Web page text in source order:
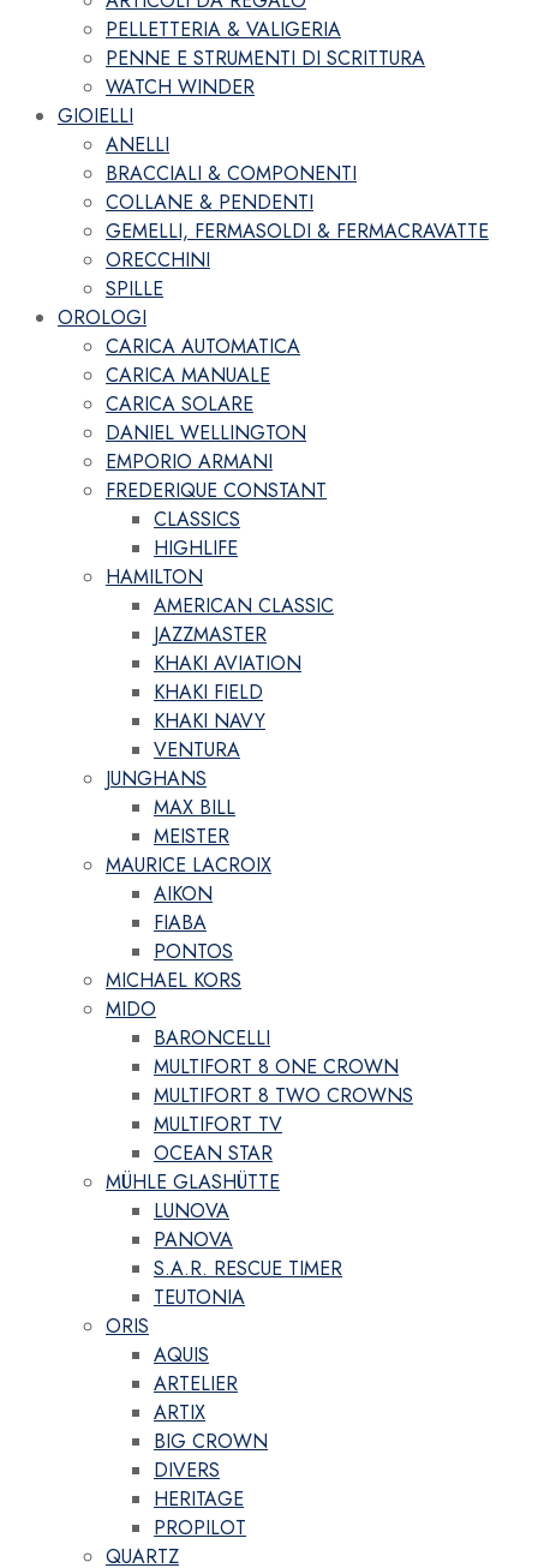
PELLETTERIA & VALIGERIA
PENNE E STRUMENTI DI SCRITTURA
WATCH WINDER
GIOIELLI
ANELLI
BRACCIALI & COMPONENTI
COLLANE & PENDENTI
GEMELLI, FERMASOLDI & FERMACRAVATTE
ORECCHINI
SPILLE
OROLOGI
CARICA AUTOMATICA
CARICA MANUALE
CARICA SOLARE
DANIEL WELLINGTON
EMPORIO ARMANI
FREDERIQUE CONSTANT
CLASSICS
HIGHLIFE
HAMILTON
AMERICAN CLASSIC
JAZZMASTER
KHAKI AVIATION
KHAKI FIELD
KHAKI NAVY
VENTURA
JUNGHANS
MAX BILL
MEISTER
MAURICE LACROIX
AIKON
FIABA
PONTOS
MICHAEL KORS
MIDO
BARONCELLI
MULTIFORT 8 ONE CROWN
MULTIFORT 8 TWO CROWNS
MULTIFORT TV
OCEAN STAR
MÜHLE GLASHÜTTE
LUNOVA
PANOVA
S.A.R. RESCUE TIMER
TEUTONIA
ORIS
AQUIS
ARTELIER
ARTIX
BIG CROWN
DIVERS
HERITAGE
PROPILOT
QUARTZ